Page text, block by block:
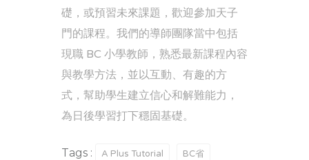
礎，或預習未來課題，歡迎參加天子
門的課程。我們的導師團隊當中包括
現職 BC 小學教師，熟悉最新課程內容
與教學方法，並以互動、有趣的方
式，幫助學生建立信心和解難能力，
為日後學習打下穩固基礎。
Tags : A Plus Tutorial BC省